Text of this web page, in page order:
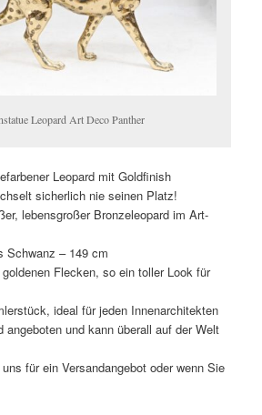
Leopard Art Deco Panther
Leopard mit Goldfinish
sicherlich nie seinen Platz!
lebensgroßer Bronzeleopard im Art-
Schwanz – 149 cm
Flecken, so ein toller Look für
ideal für jeden Innenarchitekten
angeboten und kann überall auf der Welt
für ein Versandangebot oder wenn Sie